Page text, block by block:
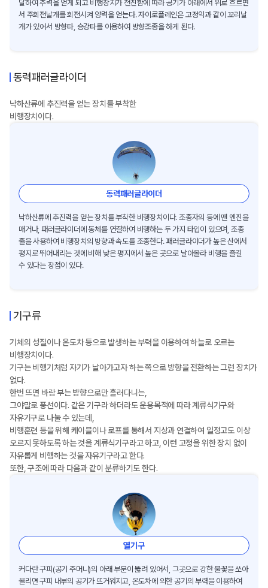
달하여 추력을 얻게 되고 비행장치가 전진함에 따라 공기가 아래에서 위로 흐르면
서 주회전날개를 회전시켜 양력을 얻는다. 자이로플레인은 고정익과 같이 꼬리날
개가 있어서 방향타, 승강타를 이용하여 방향조종을 하게 된다.
동력패러글라이더
낙하산류에 추진력을 얻는 장치를 부착한
비행장치이다.
동력패러글라이더
낙하산류에 추진력을 얻는 장치를 부착한 비행장치이다. 조종자의 등에 맨 엔진을
매거나, 패러글라이더에 동체를 연결하여 비행하는 두 가지 타입이 있으며, 조종
줄을 사용하여 비행장치의 방향과 속도를 조종한다. 패러글라이더가 높은 산에서
평지로 뛰어내리는 것에 비해 낮은 평지에서 높은 곳으로 날아올라 비행을 즐길
수 있다는 장점이 있다.
기구류
기체의 성질이나 온도차 등으로 발생하는 부력을 이용하여 하늘로 오르는
비행장치이다.
기구는 비행기처럼 자기가 날아가고자 하는 쪽으로 방향을 전환하는 그런 장치가
없다.
한번 뜨면 바람 부는 방향으로만 흘러다니는,
그야말로 풍선이다. 같은 기구라 하더라도 운용목적에 따라 계류식기구와
자유기구로 나눌 수 있는데,
비행훈련 등을 위해 케이블이나 로프를 통해서 지상과 연결하여 일정고도 이상
오르지 못하도록 하는 것을 계류식기구라고 하고, 이런 고정을 위한 장치 없이
자유롭게 비행하는 것을 자유기구라고 한다.
또한, 구조에 따라 다음과 같이 분류하기도 한다.
열기구
커다란 구피(공기 주머니)의 아래 부분이 뚫려 있어서, 그곳으로 강한 불꽃을 쏘아
올리면 구피 내부의 공기가 뜨거워지고, 온도차에 의한 공기의 부력을 이용하여